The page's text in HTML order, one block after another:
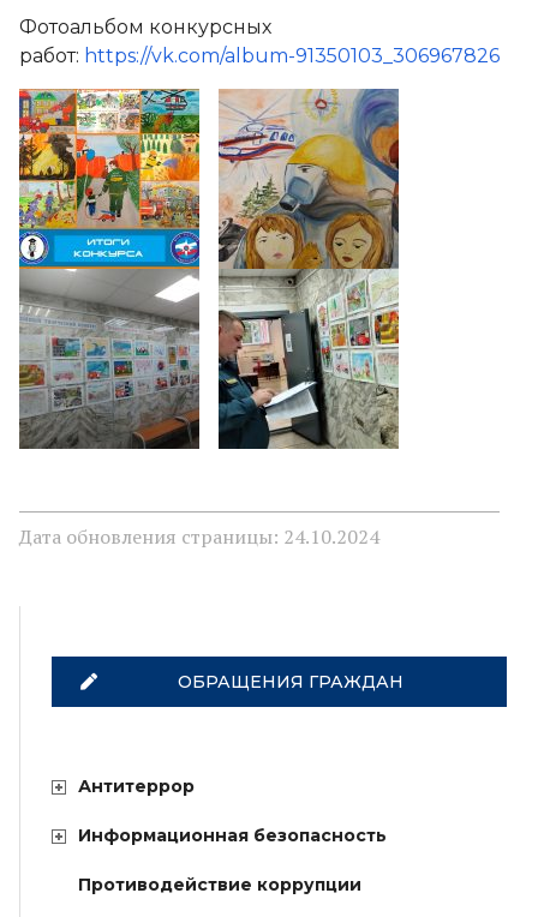
Фотоальбом конкурсных
работ: https://vk.com/album-91350103_306967826
Дата обновления страницы: 24.10.2024
ОБРАЩЕНИЯ ГРАЖДАН
Антитеррор
Информационная безопасность
Противодействие коррупции